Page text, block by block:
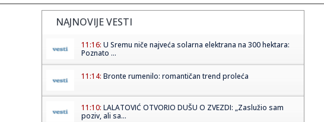
NAJNOVIJE VESTI
11:16: U Sremu niče najveća solarna elektrana na 300 hektara:
Poznato ...
11:14: Bronte rumenilo: romantičan trend proleća
11:10: LALATOVIĆ OTVORIO DUŠU O ZVEZDI: „Zaslužio sam
poziv, ali sa...